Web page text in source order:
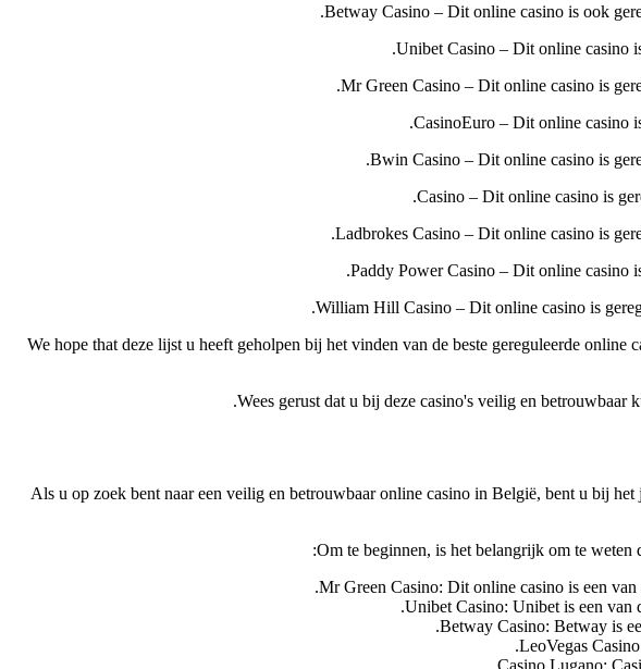
We hope that deze lijst u heeft geholpen bij het vinden van de beste gereguleerde
Wees gerust dat u bij deze casino's veilig en betrouwbaar
Als u op zoek bent naar een veilig en betrouwbaar online casino in België, bent u bij
Om te beginnen, is het belangrijk om te
Mr Green Casino: Dit online casino is een van
Unibet Casino: Unibet is een van
Betway Casino: Betway is
LeoVegas
Casino Lugano: